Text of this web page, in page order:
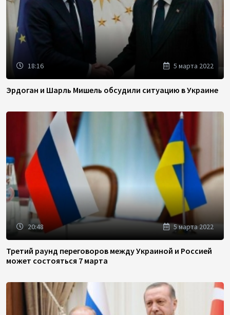
18:16 5 марта 2022
Эрдоган и Шарль Мишель обсудили ситуацию в Украине
20:48 5 марта 2022
Третий раунд переговоров между Украиной и Россией
может состояться 7 марта